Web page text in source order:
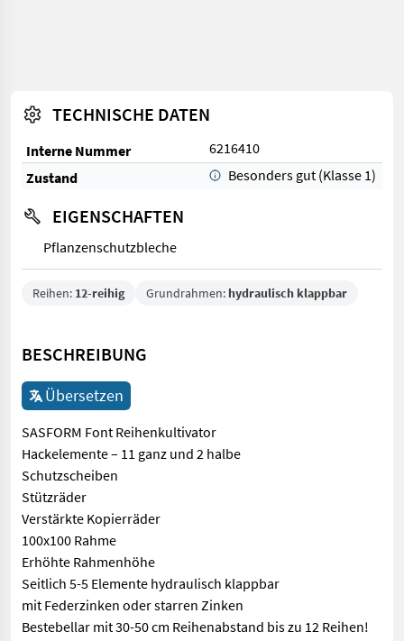
TECHNISCHE DATEN
Interne Nummer
6216410
Zustand
Besonders gut (Klasse 1)
EIGENSCHAFTEN
Pflanzenschutzbleche
Reihen: 12-reihig Grundrahmen: hydraulisch klappbar
BESCHREIBUNG
Übersetzen
SASFORM Font Reihenkultivator
Hackelemente – 11 ganz und 2 halbe
Schutzscheiben
Stützräder
Verstärkte Kopierräder
100x100 Rahme
Erhöhte Rahmenhöhe
Seitlich 5-5 Elemente hydraulisch klappbar
mit Federzinken oder starren Zinken
Bestebellar mit 30-50 cm Reihenabstand bis zu 12 Reihen!